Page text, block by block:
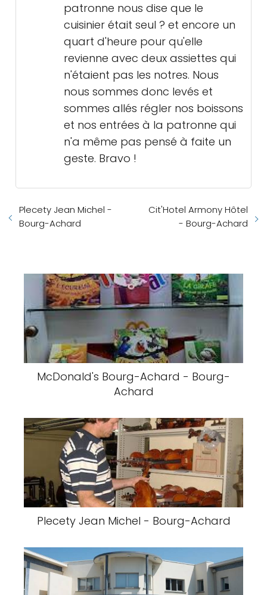
patronne nous dise que le
cuisinier était seul ? et encore un
quart d'heure pour qu'elle
revienne avec deux assiettes qui
n'étaient pas les notres. Nous
nous sommes donc levés et
sommes allés régler nos boissons
et nos entrées à la patronne qui
n'a même pas pensé à faite un
geste. Bravo !
Plecety Jean Michel -
Bourg-Achard
Cit'Hotel Armony Hôtel
- Bourg-Achard
McDonald's Bourg-Achard - Bourg-
Achard
Plecety Jean Michel - Bourg-Achard